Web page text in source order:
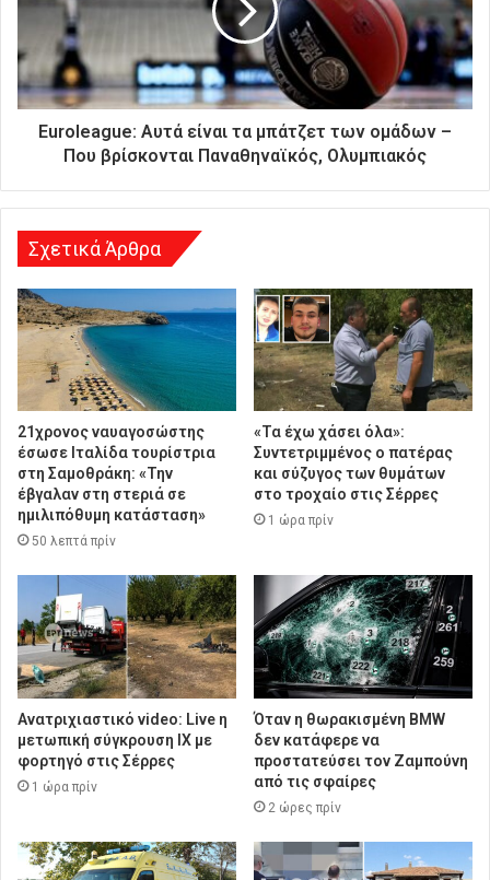
α
δ
ι
ε
ν
Euroleague: Αυτά είναι τα μπάτζετ των ομάδων –
Που βρίσκονται Παναθηναϊκός, Ολυμπιακός
Σχετικά Άρθρα
21χρονος ναυαγοσώστης
έσωσε Ιταλίδα τουρίστρια
στη Σαμοθράκη: «Την
έβγαλαν στη στεριά σε
ημιλιπόθυμη κατάσταση»
50 λεπτά πρίν
«Τα έχω χάσει όλα»:
Συντετριμμένος ο πατέρας
και σύζυγος των θυμάτων
στο τροχαίο στις Σέρρες
1 ώρα πρίν
Ανατριχιαστικό video: Live η
μετωπική σύγκρουση ΙΧ με
φορτηγό στις Σέρρες
1 ώρα πρίν
Όταν η θωρακισμένη BMW
δεν κατάφερε να
προστατεύσει τον Ζαμπούνη
από τις σφαίρες
2 ώρες πρίν